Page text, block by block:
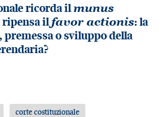
ricorda ilmunus
ripensa il favor actionis: la
premessa o sviluppo della
corte costituzionale